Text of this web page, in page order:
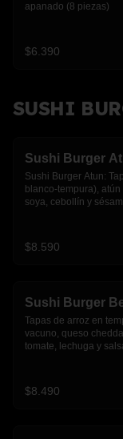
apanado (8 piezas)
$6.390
SUSHI
Sushi Burger
Sushi Burger Atun:
blanco-tempura),
soya, cebollín y
$8.590
Sushi Burger
Tapas de arroz en
vacuno, queso
tomate, lechuga y
$8.490